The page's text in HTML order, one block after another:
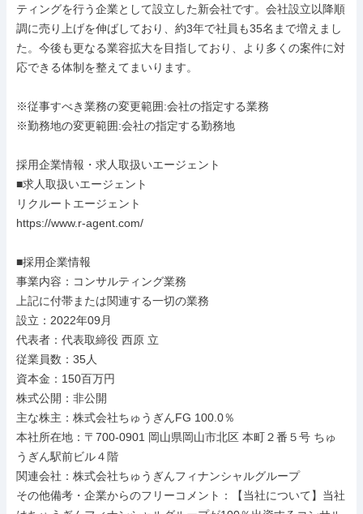
ティングを行う企業として設立した新会社です。会社設立以降順
調に売り上げを伸ばしており、約3年で社員も35名まで増えまし
た。今後も更なる業容拡大を目指しており、より多くの案件に対
応できる体制を整えてまいります。
※従事すべき業務の変更範囲:会社の指定する業務
※勤務地の変更範囲:会社の指定する勤務地
採用企業情報・求人取扱いエージェント
■求人取扱いエージェント
リクルートエージェント
https://www.r-agent.com/
■採用企業情報
事業内容：コンサルティング業務
上記に付帯または関連する一切の業務
設立：2022年09月
代表者：代表取締役 西原 立
従業員数：35人
資本金：150百万円
株式公開：非公開
主な株主：株式会社ちゅうぎんFG 100.0％
本社所在地：〒700-0901 岡山県岡山市北区 本町２番５号 ちゅ
うぎん駅前ビル４階
関連会社：株式会社ちゅうぎんフィナンシャルグループ
その他備考・企業からのフリーコメント：【当社について】当社